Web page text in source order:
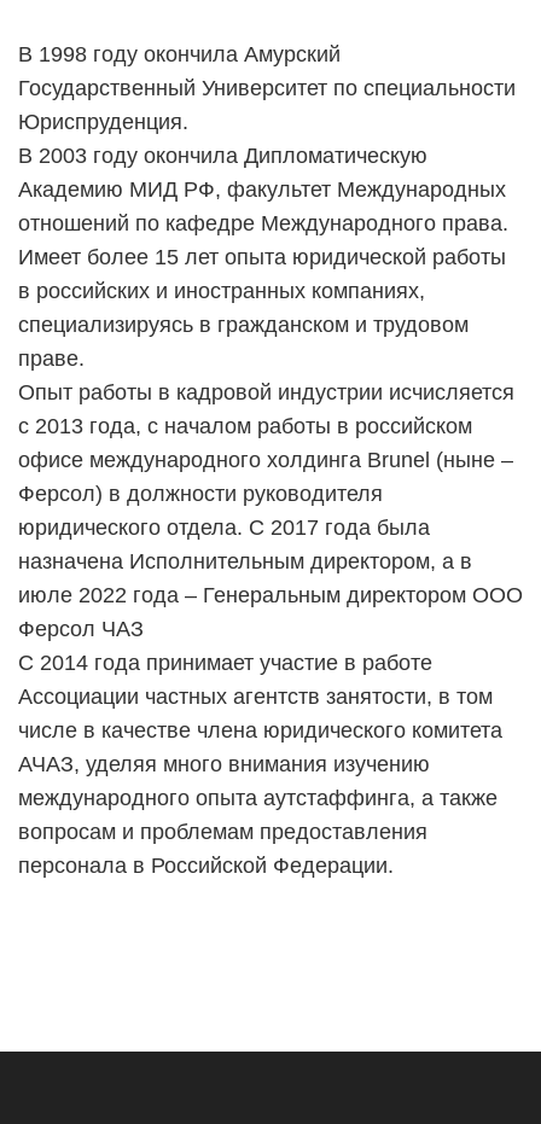
В 1998 году окончила Амурский
Государственный Университет по специальности
Юриспруденция.
В 2003 году окончила Дипломатическую
Академию МИД РФ, факультет Международных
отношений по кафедре Международного права.
Имеет более 15 лет опыта юридической работы
в российских и иностранных компаниях,
специализируясь в гражданском и трудовом
праве.
Опыт работы в кадровой индустрии исчисляется
с 2013 года, с началом работы в российском
офисе международного холдинга Brunel (ныне –
Ферсол) в должности руководителя
юридического отдела. С 2017 года была
назначена Исполнительным директором, а в
июле 2022 года – Генеральным директором ООО
Ферсол ЧАЗ
С 2014 года принимает участие в работе
Ассоциации частных агентств занятости, в том
числе в качестве члена юридического комитета
АЧАЗ, уделяя много внимания изучению
международного опыта аутстаффинга, а также
вопросам и проблемам предоставления
персонала в Российской Федерации.